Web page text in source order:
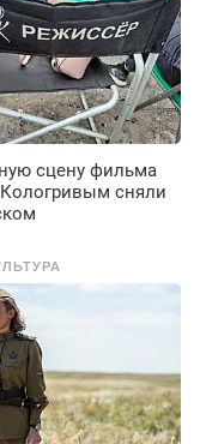
сцену фильма
Кологривым сняли